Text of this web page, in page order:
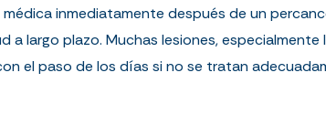
inmediatamente después de un
a largo plazo. Muchas lesiones,
el paso de los días si no se tratan